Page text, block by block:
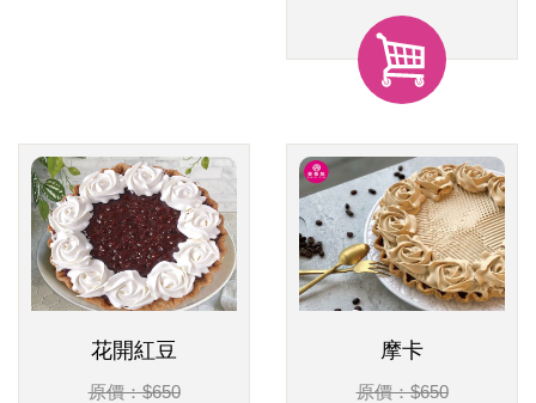
花開紅豆
原價：$650
摩卡
原價：$650